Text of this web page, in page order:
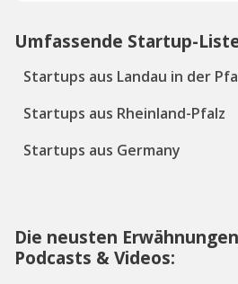
Umfassende Startup-
Startups aus Landau in der
Startups aus Rheinland-Pfalz
Startups aus Germany
Die neusten
Podcasts & Videos: